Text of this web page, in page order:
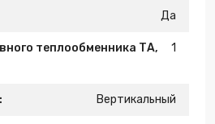
Да
теплообменника ТА,
1
Вертикальный